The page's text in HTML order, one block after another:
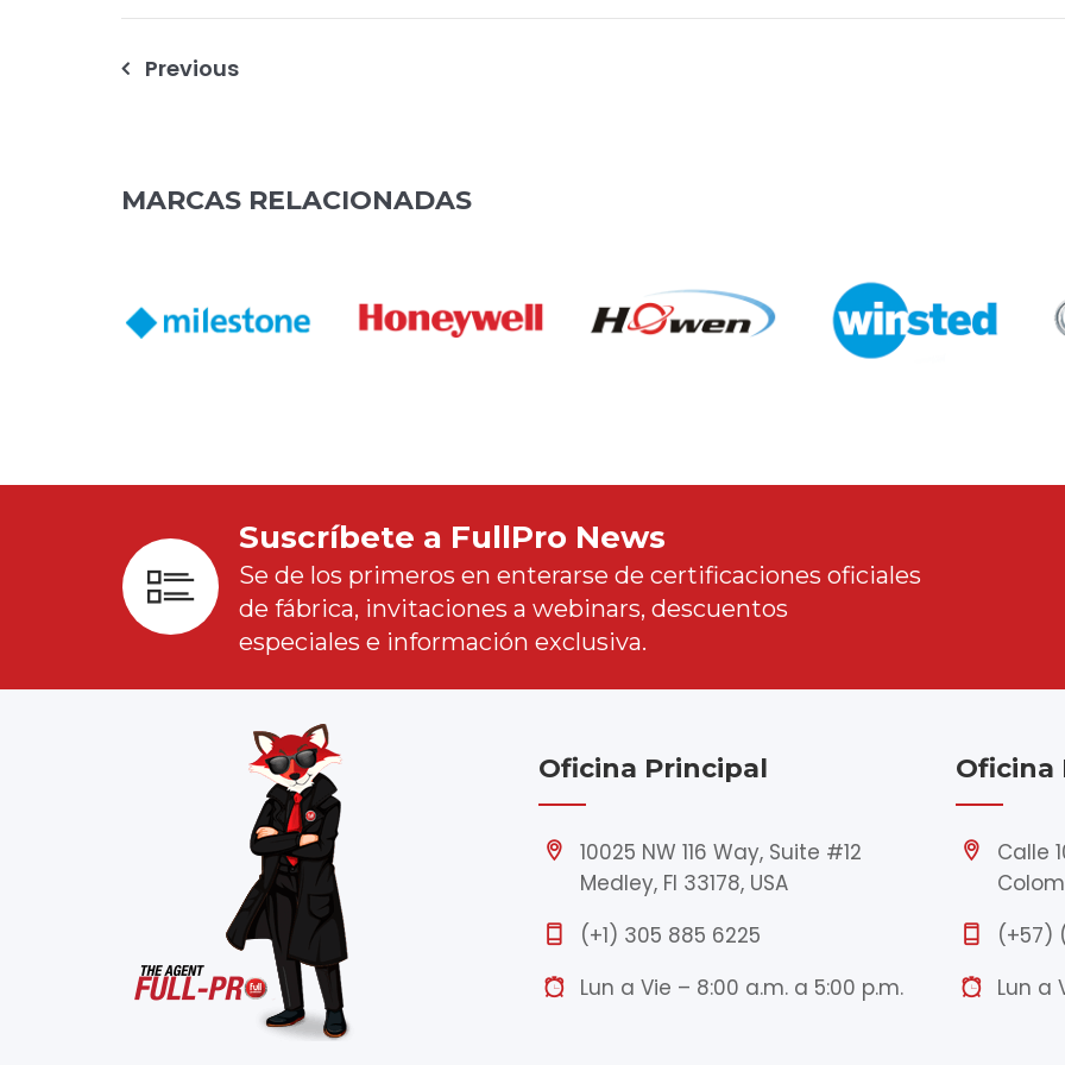
Navegación
Previous
MARCAS RELACIONADAS
Suscríbete a FullPro News
Se de los primeros en enterarse de certificaciones oficiales
de fábrica, invitaciones a webinars, descuentos
especiales e información exclusiva.
Oficina Principal
10025 NW 116 Way, Suite #12
Medley, Fl 33178, USA
(+1) 305 885 6225
Lun a Vie – 8:00 a.m. a 5:00 p.m.
Oficina
Calle
(+57)
Lun a